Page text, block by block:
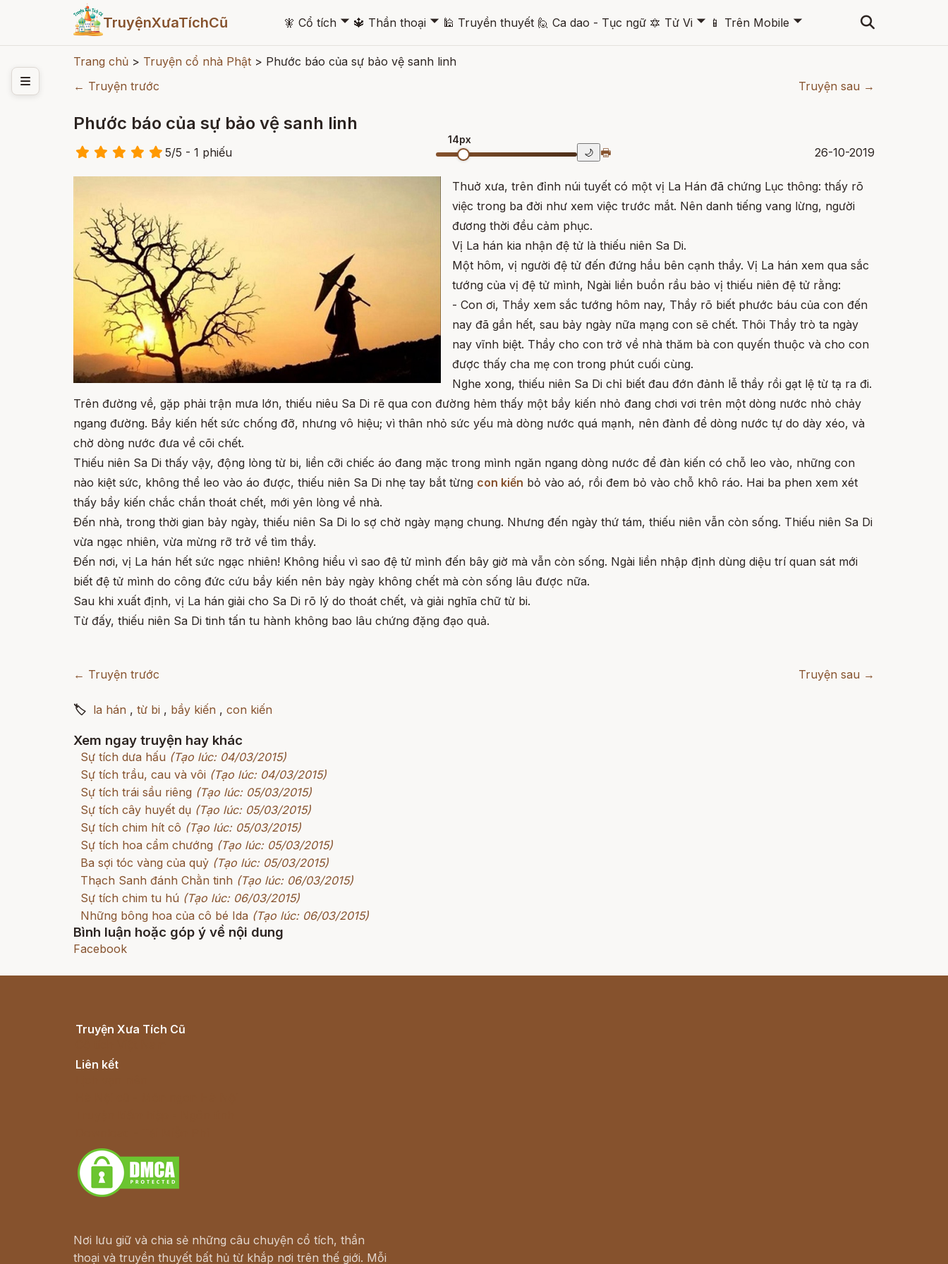
TruyệnXưaTíchCũ 🧚 Cổ tích 🞃 🔱 Thần thoại 🞃 🕌 Truyền thuyết 🙋 Ca dao - Tục ngữ 🔯 Tử Vi 🞃 📱 Trên Mobile 🞃
Trang chủ > Truyện cổ nhà Phật > Phước báo của sự bảo vệ sanh linh
← Truyện trước
Truyện sau →
Phước báo của sự bảo vệ sanh linh
5/5 - 1 phiếu
14px
🌙 🖶 26-10-2019
Thuở xưa, trên đỉnh núi tuyết có một vị La Hán đã chứng Lục thông: thấy rõ
việc trong ba đời như xem việc trước mắt. Nên danh tiếng vang lừng, người
đương thời đều cảm phục.
Vị La hán kia nhận đệ tử là thiếu niên Sa Di.
Một hôm, vị người đệ tử đến đứng hầu bên cạnh thầy. Vị La hán xem qua sắc
tướng của vị đệ tử mình, Ngài liền buồn rầu bảo vị thiếu niên đệ tử rằng:
- Con ơi, Thầy xem sắc tướng hôm nay, Thầy rõ biết phước báu của con đến
nay đã gần hết, sau bảy ngày nữa mạng con sẽ chết. Thôi Thầy trò ta ngày
nay vĩnh biệt. Thầy cho con trở về nhà thăm bà con quyến thuộc và cho con
được thấy cha mẹ con trong phút cuối cùng.
Nghe xong, thiếu niên Sa Di chỉ biết đau đớn đảnh lễ thầy rồi gạt lệ từ tạ ra đi.
Trên đường về, gặp phải trận mưa lớn, thiếu niêu Sa Di rẽ qua con đường hẻm thấy một bầy kiến nhỏ đang chơi vơi trên một dòng nước nhỏ chảy
ngang đường. Bầy kiến hết sức chống đỡ, nhưng vô hiệu; vì thân nhỏ sức yếu mà dòng nước quá mạnh, nên đành để dòng nước tự do dày xéo, và
chờ dòng nước đưa về cõi chết.
Thiếu niên Sa Di thấy vậy, động lòng từ bi, liền cỡi chiếc áo đang mặc trong mình ngăn ngang dòng nước để đàn kiến có chỗ leo vào, những con
nào kiệt sức, không thể leo vào áo được, thiếu niên Sa Di nhẹ tay bắt từng con kiến bỏ vào aó, rồi đem bỏ vào chỗ khô ráo. Hai ba phen xem xét
thấy bầy kiến chắc chắn thoát chết, mới yên lòng về nhà.
Ðến nhà, trong thời gian bảy ngày, thiếu niên Sa Di lo sợ chờ ngày mạng chung. Nhưng đến ngày thứ tám, thiếu niên vẫn còn sống. Thiếu niên Sa Di
vừa ngạc nhiên, vừa mừng rỡ trở về tìm thầy.
Ðến nơi, vị La hán hết sức ngạc nhiên! Không hiểu vì sao đệ tử mình đến bây giờ mà vẫn còn sống. Ngài liền nhập định dùng diệu trí quan sát mới
biết đệ tử mình do công đức cứu bầy kiến nên bảy ngày không chết mà còn sống lâu được nữa.
Sau khi xuất định, vị La hán giải cho Sa Di rõ lý do thoát chết, và giải nghĩa chữ từ bi.
Từ đấy, thiếu niên Sa Di tinh tấn tu hành không bao lâu chứng đặng đạo quả.
← Truyện trước Truyện sau →
🏷 la hán , từ bi , bầy kiến , con kiến
Xem ngay truyện hay khác
Sự tích dưa hấu (Tạo lúc: 04/03/2015)
Sự tích trầu, cau và vôi (Tạo lúc: 04/03/2015)
Sự tích trái sầu riêng (Tạo lúc: 05/03/2015)
Sự tích cây huyết dụ (Tạo lúc: 05/03/2015)
Sự tích chim hít cô (Tạo lúc: 05/03/2015)
Sự tích hoa cẩm chướng (Tạo lúc: 05/03/2015)
Ba sợi tóc vàng của quỷ (Tạo lúc: 05/03/2015)
Thạch Sanh đánh Chằn tinh (Tạo lúc: 06/03/2015)
Sự tích chim tu hú (Tạo lúc: 06/03/2015)
Những bông hoa của cô bé Ida (Tạo lúc: 06/03/2015)
Bình luận hoặc góp ý về nội dung
Facebook
Truyện Xưa Tích Cũ
Liên kết
Nơi lưu giữ và chia sẻ những câu chuyện cổ tích, thần
thoại và truyền thuyết bất hủ từ khắp nơi trên thế giới. Mỗi